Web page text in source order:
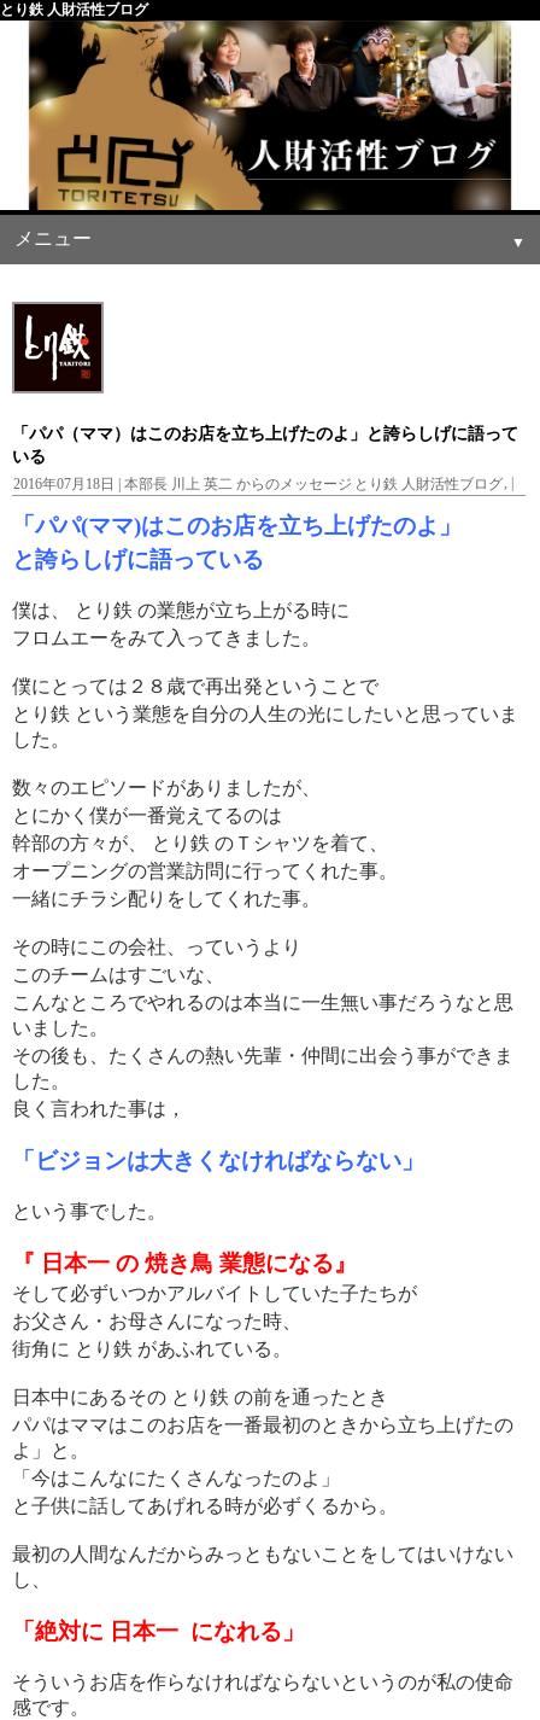
とり鉄 人財活性ブログ
メニュー
「パパ（ママ）はこのお店を立ち上げたのよ」と誇らしげに語って
いる
2016年07月18日 | 本部長 川上 英二 からのメッセージ とり鉄 人財活性ブログ |
「パパ(ママ)はこのお店を立ち上げたのよ」
と誇らしげに語っている
僕は、 とり鉄 の業態が立ち上がる時に
フロムエーをみて入ってきました。
僕にとっては２８歳で再出発ということで
とり鉄 という業態を自分の人生の光にしたいと思っていま
した。
数々のエピソードがありましたが、
とにかく僕が一番覚えてるのは
幹部の方々が、 とり鉄 のＴシャツを着て、
オープニングの営業訪問に行ってくれた事。
一緒にチラシ配りをしてくれた事。
その時にこの会社、っていうより
このチームはすごいな、
こんなところでやれるのは本当に一生無い事だろうなと思
いました。
その後も、たくさんの熱い先輩・仲間に出会う事ができま
した。
良く言われた事は，
「ビジョンは大きくなければならない」
という事でした。
『 日本一 の 焼き鳥 業態になる』
そして必ずいつかアルバイトしていた子たちが
お父さん・お母さんになった時、
街角に とり鉄 があふれている。
日本中にあるその とり鉄 の前を通ったとき
パパはママはこのお店を一番最初のときから立ち上げたの
よ」と。
「今はこんなにたくさんなったのよ」
と子供に話してあげれる時が必ずくるから。
最初の人間なんだからみっともないことをしてはいけない
し、
「絶対に 日本一 になれる」
そういうお店を作らなければならないというのが私の使命
感です。